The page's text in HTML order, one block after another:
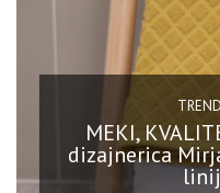
MEKI,
dizajnerica